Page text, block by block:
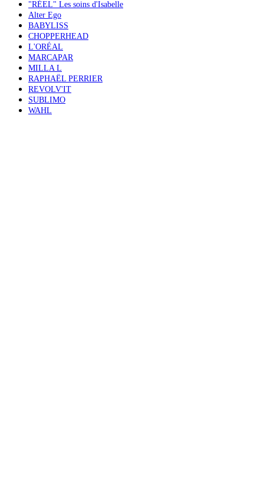
"RÉEL" Les soins d'Isabelle
Alter Ego
BABYLISS
CHOPPERHEAD
L'ORÉAL
MARCAPAR
MILLA L
RAPHAËL PERRIER
REVOLV'IT
SUBLIMO
WAHL